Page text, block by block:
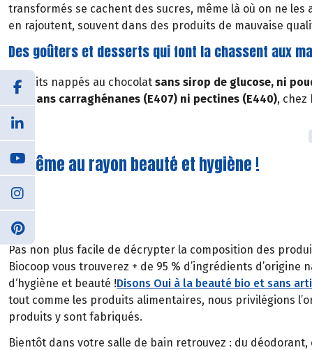
transformés se cachent des sucres, même là où on ne
en rajoutent, souvent dans des produits de mauvaise
Des goûters et desserts qui font la chassent aux
Biscuits nappés au chocolat sans sirop de glucose, ni
flan
sans carraghénanes (E407) ni pectines (E440), chez
… même au rayon beauté et hygiène !
Pas non plus facile de décrypter la composition des
Biocoop vous trouverez + de 95 % d’ingrédients d’origine
d‘hygiène et beauté !Disons Oui à la beauté bio et sans
tout comme les produits alimentaires, nous privilégions
produits y sont fabriqués.
Bientôt dans votre salle de bain retrouvez : du déodorant,